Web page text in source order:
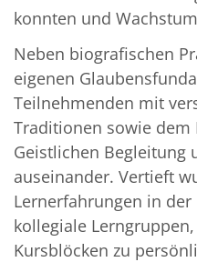
konnten und
Neben biografischen
eigenen
Teilnehmenden mit
Traditionen sowie dem
Geistlichen Begleitung
auseinander. Vertieft
Lernerfahrungen in
kollegiale
Kursblöcken zu